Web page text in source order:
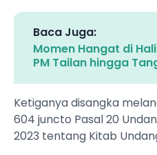
Baca Juga:
Momen Hangat di
PM Tailan hingga
Ketiganya disangka
604 juncto Pasal 20
2023 tentang Kitab